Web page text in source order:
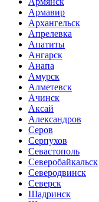
Армавир
Архангельск
Апрелевка
Апатиты
Ангарск
Анапа
Амурск
Алметевск
Ачинск
Аксай
Александров
Серов
Серпухов
Севастополь
Северобайкальск
Северодвинск
Северск
Шадринск